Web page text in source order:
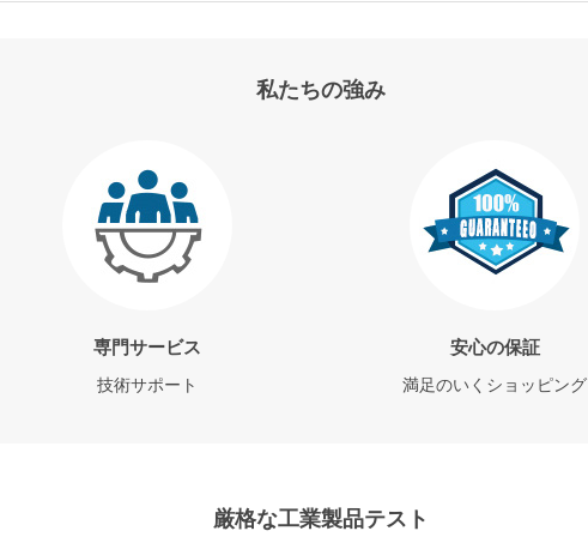
私たちの強み
専門サービス
技術サポート
安心の保証
満足のいくショッピング
厳格な工業製品テスト